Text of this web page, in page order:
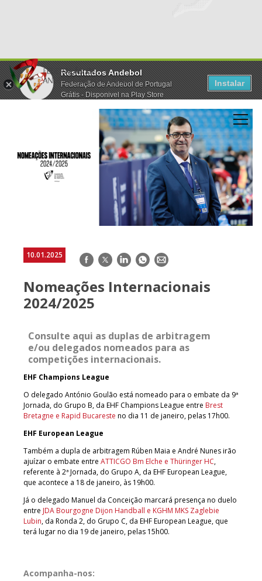
Resultados Andebol
Federação de Andebol de Portugal
Grátis - Disponivel na Play Store
Instalar
10.01.2025 Facebook
TwitterLinkedInWhatsApp
E-
Nomeações Internacionais
2024/2025
Consulte aqui as duplas de arbitragem
e/ou delegados nomeados para as
competições internacionais.
EHF Champions League
O delegado António Goulão está nomeado para o embate da 9ª
Jornada, do Grupo B, da EHF Champions League entre Brest
Bretagne e Rapid Bucareste no dia 11 de janeiro, pelas 17h00.
EHF European League
Também a dupla de arbitragem Rúben Maia e André Nunes irão
ajuízar o embate entre ATTICGO Bm Elche e Thüringer HC,
referente à 2ª Jornada, do Grupo A, da EHF European League,
que acontece a 18 de janeiro, às 19h00.
Já o delegado Manuel da Conceição marcará presença no duelo
entre JDA Bourgogne Dijon Handball e KGHM MKS Zaglebie
Lubin, da Ronda 2, do Grupo C, da EHF European League, que
terá lugar no dia 19 de janeiro, pelas 15h00.
Acompanha-nos: